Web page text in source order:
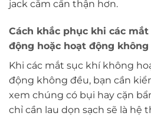
jack cắm cẩn thận hơn.
Cách khắc phục khi các
động hoặc hoạt động không
Khi các mắt sục khí không
động không đều, bạn cần
xem chúng có bụi hay cặn
chỉ cần lau dọn sạch sẽ là hệ